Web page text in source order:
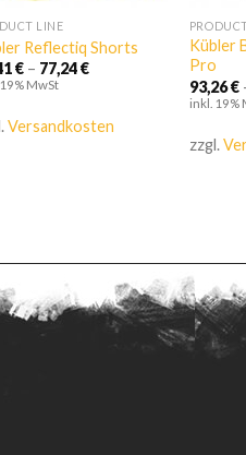
LINE
Reflectiq Shorts
€ – 77,24€
MwSt
Versandkosten
Kübler
Pro
93,26€
inkl. 19%
zzgl.